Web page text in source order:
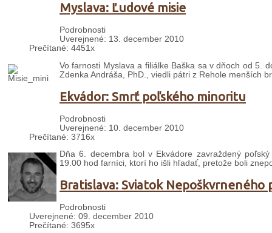
Myslava: Ľudové misie
Podrobnosti
Uverejnené: 13. december 2010
Prečítané: 4451x
Vo farnosti Myslava a filiálke Baška sa v dňoch od 5.
Zdenka Andráša, PhD., viedli pátri z Rehole menších
Ekvádor: Smrť poľského minoritu
Podrobnosti
Uverejnené: 10. december 2010
Prečítané: 3716x
Dňa 6. decembra bol v Ekvádore zavraždený
19.00 hod farníci, ktorí ho išli hľadať, pretože boli
Bratislava: Sviatok Nepoškvrneného
Podrobnosti
Uverejnené: 09. december 2010
Prečítané: 3695x